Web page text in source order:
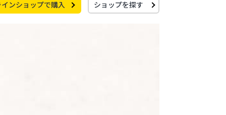
ンショップで購入 ショップを探す